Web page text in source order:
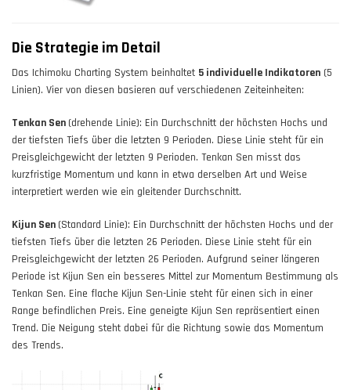
Die Strategie im Detail
Das Ichimoku Charting System beinhaltet 5 individuelle Indikatoren (5
Linien). Vier von diesen basieren auf verschiedenen Zeiteinheiten:
Tenkan Sen (drehende Linie): Ein Durchschnitt der höchsten Hochs und
der tiefsten Tiefs über die letzten 9 Perioden. Diese Linie steht für ein
Preisgleichgewicht der letzten 9 Perioden. Tenkan Sen misst das
kurzfristige Momentum und kann in etwa derselben Art und Weise
interpretiert werden wie ein gleitender Durchschnitt.
Kijun Sen (Standard Linie): Ein Durchschnitt der höchsten Hochs und der
tiefsten Tiefs über die letzten 26 Perioden. Diese Linie steht für ein
Preisgleichgewicht der letzten 26 Perioden. Aufgrund seiner längeren
Periode ist Kijun Sen ein besseres Mittel zur Momentum Bestimmung als
Tenkan Sen. Eine flache Kijun Sen-Linie steht für einen sich in einer
Range befindlichen Preis. Eine geneigte Kijun Sen repräsentiert einen
Trend. Die Neigung steht dabei für die Richtung sowie das Momentum
des Trends.